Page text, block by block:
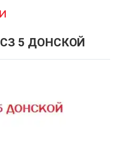
5 ДОНСКОЙ